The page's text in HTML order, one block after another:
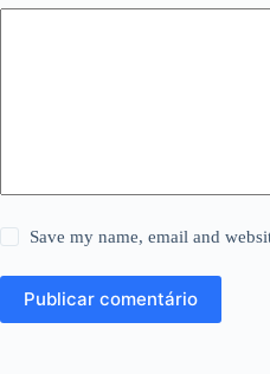
Save my name, email and
Publicar comentário